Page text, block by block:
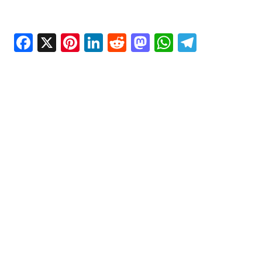
Facebook
X Pinterest
LinkedIn
Reddit
Mastodon